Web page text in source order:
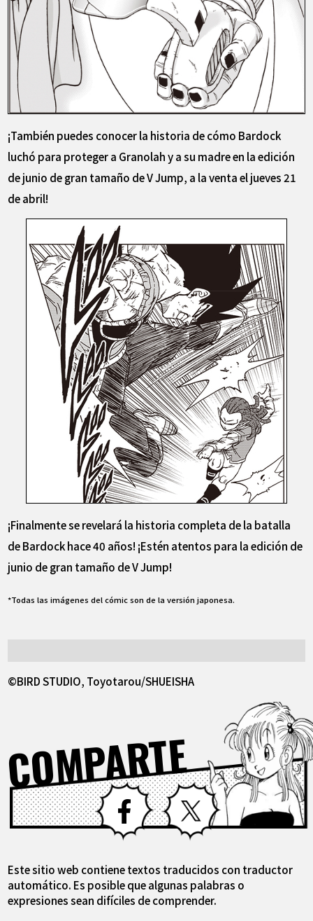
¡También puedes conocer la historia de cómo Bardock
luchó para proteger a Granolah y a su madre en la edición
de junio de gran tamaño de V Jump, a la venta el jueves 21
de abril!
¡Finalmente se revelará la historia completa de la batalla
de Bardock hace 40 años! ¡Estén atentos para la edición de
junio de gran tamaño de V Jump!
*Todas las imágenes del cómic son de la versión japonesa.
©BIRD STUDIO, Toyotarou/SHUEISHA
COMPARTE
Facebook X
Este sitio web contiene textos traducidos con traductor
automático. Es posible que algunas palabras o
expresiones sean difíciles de comprender.